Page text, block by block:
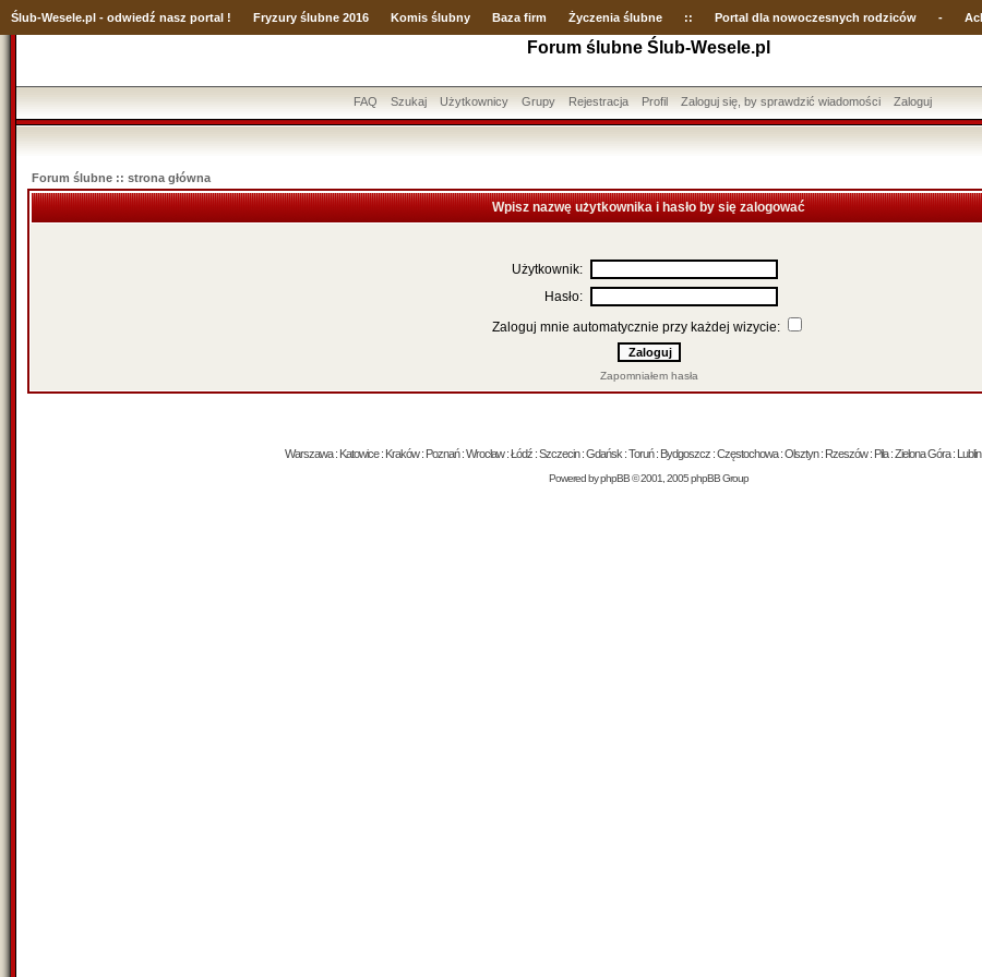
Ślub-Wesele.pl - odwiedź nasz portal ! Fryzury ślubne 2016 Komis ślubny Baza firm Życzenia ślubne :: Portal dla nowoczesnych rodziców -
Forum ślubne Ślub-Wesele.pl
FAQ Szukaj Użytkownicy Grupy Rejestracja Profil Zaloguj się, by sprawdzić wiadomości Zaloguj
Forum ślubne :: strona główna
Wpisz nazwę użytkownika i hasło by się zalogować
Użytkownik:
Hasło:
Zaloguj mnie automatycznie przy każdej wizycie:
Zapomniałem hasła
Warszawa : Katowice : Kraków : Poznań : Wrocław : Łódź : Szczecin : Gdańsk : Toruń : Bydgoszcz : Częstochowa : Olsztyn : Rzeszów : Piła : Zielona Góra : Lublin
Powered byphpBB© 2001, 2005 phpBB Group